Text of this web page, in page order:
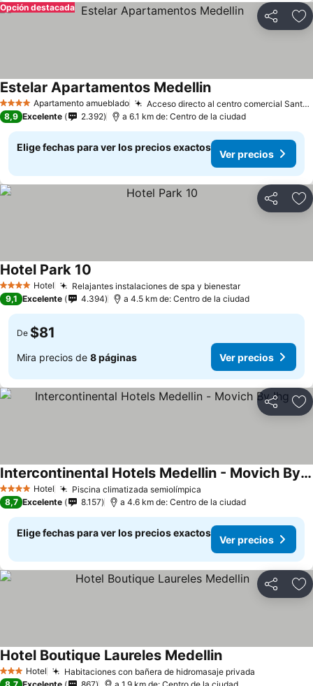
Compartir
Opción destacada
4 EstrellasApartamento amueblado Acceso directo al centro comercial Santa Fe
Estelar Apartamentos Medellin
8,9 Excelente 2.392 a 6.1 km de: Centro de la ciudad
Elige fechas para ver los precios exactos
Ver precios
Compartir
4 EstrellasHotel Relajantes instalaciones de spa y bienestar
Hotel Park 10
9,1 Excelente 4.394 a 4.5 km de: Centro de la ciudad
De $81
Mira precios de 8 páginas Ver precios
Compartir
4 EstrellasHotel Piscina climatizada semiolímpica
Intercontinental Hotels Medellin - Movich By Ihg
8,7 Excelente 8.157 a 4.6 km de: Centro de la ciudad
Elige fechas para ver los precios exactos
Ver precios
Compartir
3 Estrellas
Hotel Habitaciones con bañera de hidromasaje privada
Hotel Boutique Laureles Medellin